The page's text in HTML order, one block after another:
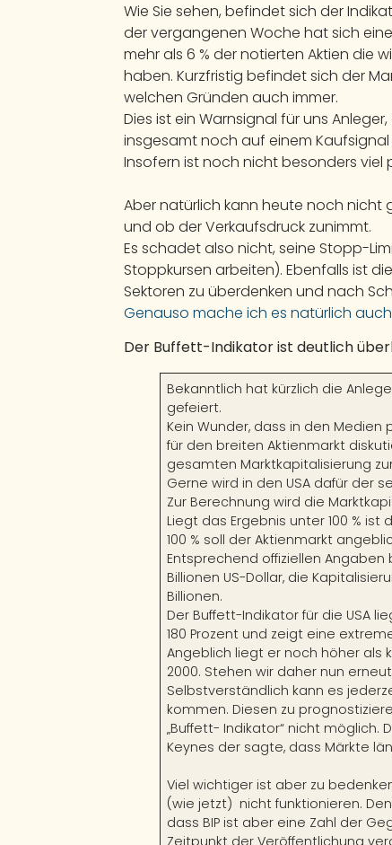
Wie Sie sehen, befindet sich der
der vergangenen Woche hat sich
mehr als 6 % der notierten Aktien die
haben. Kurzfristig befindet sich der
welchen Gründen auch immer.
Dies ist ein Warnsignal für uns
insgesamt noch auf einem
Insofern ist noch nicht besonders viel
Aber natürlich kann heute noch
und ob der Verkaufsdruck zunimmt.
Es schadet also nicht, seine Stopp-
Stoppkursen arbeiten). Ebenfalls ist
Sektoren zu überdenken und nach
Genauso mache ich es natürlich
Der Buffett-Indikator ist deutlich
Bekanntlich hat kürzlich die
gefeiert.
Kein Wunder, dass in den
für den breiten Aktienmarkt
gesamten Marktkapitalisierung
Gerne wird in den USA dafür der
Zur Berechnung wird die
Liegt das Ergebnis unter 100 %
100 % soll der Aktienmarkt
Entsprechend offiziellen Angaben
Billionen US-Dollar, die
Billionen.
Der Buffett-Indikator für die USA
180 Prozent und zeigt eine
Angeblich liegt er noch höher als
2000. Stehen wir daher nun
Selbstverständlich kann es
kommen. Diesen zu
„Buffett- Indikator“ nicht möglich.
Keynes der sagte, dass Märkte
Viel wichtiger ist aber zu
(wie jetzt) nicht funktionieren.
dass BIP ist aber eine Zahl der